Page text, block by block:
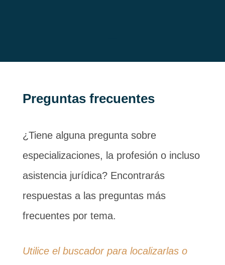
Preguntas frecuentes
¿Tiene alguna pregunta sobre
especializaciones, la profesión o incluso
asistencia jurídica? Encontrarás
respuestas a las preguntas más
frecuentes por tema.
Utilice el buscador para localizarlas o